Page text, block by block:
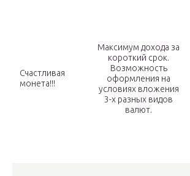
Счастливая
монета!!!
Максимум дохода за
короткий срок.
Возможность
оформления на
условиях вложения
3-х разных видов
валют.